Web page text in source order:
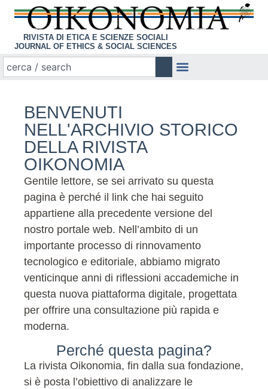
RIVISTA DI ETICA E SCIENZE SOCIALI
JOURNAL OF ETHICS & SOCIAL SCIENCES
BENVENUTI
NELL'ARCHIVIO STORICO
DELLA RIVISTA
OIKONOMIA
Gentile lettore, se sei arrivato su questa
pagina è perché il link che hai seguito
appartiene alla precedente versione del
nostro portale web. Nell’ambito di un
importante processo di rinnovamento
tecnologico e editoriale, abbiamo migrato
venticinque anni di riflessioni accademiche in
questa nuova piattaforma digitale, progettata
per offrire una consultazione più rapida e
moderna.
Perché questa pagina?
La rivista Oikonomia, fin dalla sua fondazione,
si è posta l’obiettivo di analizzare le